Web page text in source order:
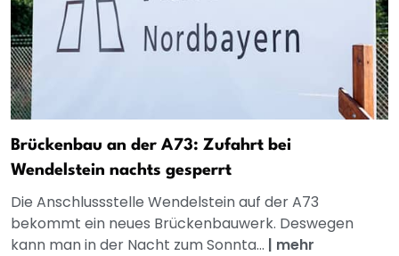
Brückenbau an der A73: Zufahrt bei
Wendelstein nachts gesperrt
Die Anschlussstelle Wendelstein auf der A73
bekommt ein neues Brückenbauwerk. Deswegen
kann man in der Nacht zum Sonnta... | mehr